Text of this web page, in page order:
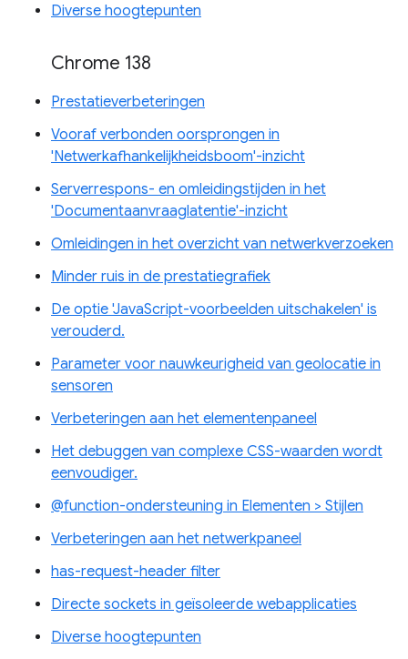
Diverse hoogtepunten
Chrome 138
Prestatieverbeteringen
Vooraf verbonden oorsprongen in
'Netwerkafhankelijkheidsboom'-inzicht
Serverrespons- en omleidingstijden in het
'Documentaanvraaglatentie'-inzicht
Omleidingen in het overzicht van netwerkverzoeken
Minder ruis in de prestatiegrafiek
De optie 'JavaScript-voorbeelden uitschakelen' is
verouderd.
Parameter voor nauwkeurigheid van geolocatie in
sensoren
Verbeteringen aan het elementenpaneel
Het debuggen van complexe CSS-waarden wordt
eenvoudiger.
@function-ondersteuning in Elementen > Stijlen
Verbeteringen aan het netwerkpaneel
has-request-header filter
Directe sockets in geïsoleerde webapplicaties
Diverse hoogtepunten